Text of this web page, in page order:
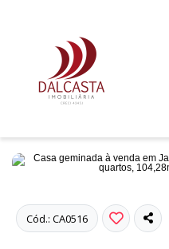
Cód.: CA0516